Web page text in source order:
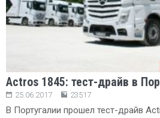
Actros 1845: тест-драйв в
25.06.2017 23517
В Португалии прошел тест-драйв